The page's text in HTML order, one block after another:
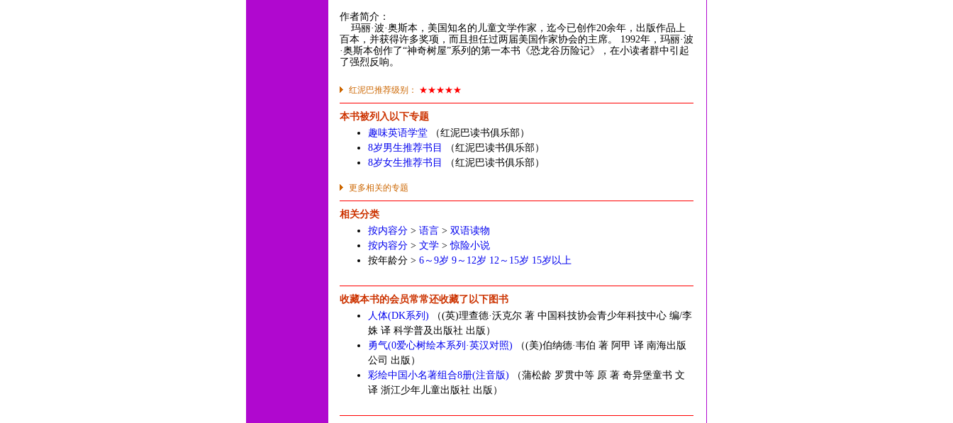
作者简介：
玛丽·波·奥斯本，美国知名的儿童文学作家，迄今已创作20余年，出版作品上
百本，并获得许多奖项，而且担任过两届美国作家协会的主席。 1992年，玛丽·波
·奥斯本创作了“神奇树屋”系列的第一本书《恐龙谷历险记》，在小读者群中引起
了强烈反响。
红泥巴推荐级别： ★★★★★
本书被列入以下专题
趣味英语学堂 （红泥巴读书俱乐部）
8岁男生推荐书目
（红泥巴读书俱乐部）
8岁女生推荐书目
（红泥巴读书俱乐部）
更多相关的专题
相关分类
按内容分 > 语言 > 双语读物
按内容分 > 文学 >惊险小说
按年龄分 > 6～9岁 9～12岁 12～15岁 15岁以上
收藏本书的会员常常还收藏了以下图书
人体(DK系列) （(英)理查德·沃克尔 著 中国科技协会青少年科技中心 编/李
姝 译 科学普及出版社 出版）
勇气(0爱心树绘本系列·英汉对照) （(美)伯纳德·韦伯 著 阿甲 译 南海出版
公司 出版）
彩绘中国小名著组合8册(注音版) （蒲松龄 罗贯中等 原 著 奇异堡童书 文
译 浙江少年儿童出版社 出版）